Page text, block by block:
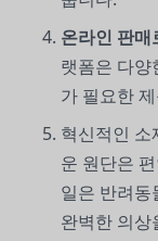
온라인 판
랫폼은 다
가 필요한
혁신적인 소
운 원단은
일은 반려동
완벽한 의상